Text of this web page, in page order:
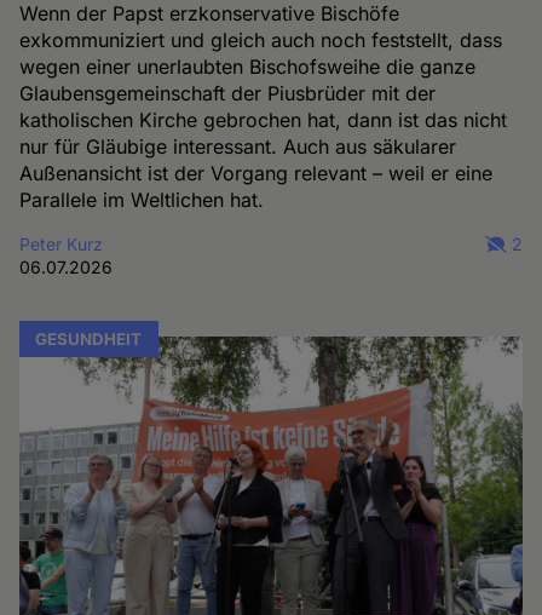
Wenn der Papst erzkonservative Bischöfe
exkommuniziert und gleich auch noch feststellt, dass
wegen einer unerlaubten Bischofsweihe die ganze
Glaubensgemeinschaft der Piusbrüder mit der
katholischen Kirche gebrochen hat, dann ist das nicht
nur für Gläubige interessant. Auch aus säkularer
Außenansicht ist der Vorgang relevant – weil er eine
Parallele im Weltlichen hat.
Peter Kurz
06.07.2026
2
GESUNDHEIT